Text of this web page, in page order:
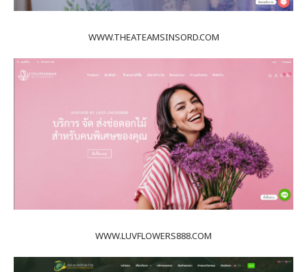
WWW.THEATEAMSINSORD.COM
WWW.LUVFLOWERS888.COM